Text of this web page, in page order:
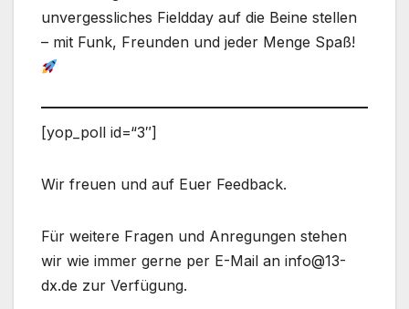
unvergessliches Fieldday auf die Beine stellen
– mit Funk, Freunden und jeder Menge Spaß!
[yop_poll id=“3″]
Wir freuen und auf Euer Feedback.
Für weitere Fragen und Anregungen stehen
wir wie immer gerne per E-Mail an info@13-
dx.de zur Verfügung.